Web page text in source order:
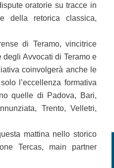
oratorie su tracce in
della retorica classica,
di Teramo, vincitrice
degli Avvocati di Teramo e
coinvolgerà anche le
l’eccellenza formativa
quelle di Padova, Bari,
Trento, Velletri,
mattina nello storico
Tercas, main partner